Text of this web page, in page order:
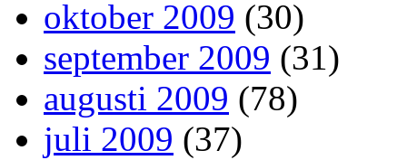
oktober 2009 (30)
september 2009 (31)
augusti 2009 (78)
juli 2009 (37)